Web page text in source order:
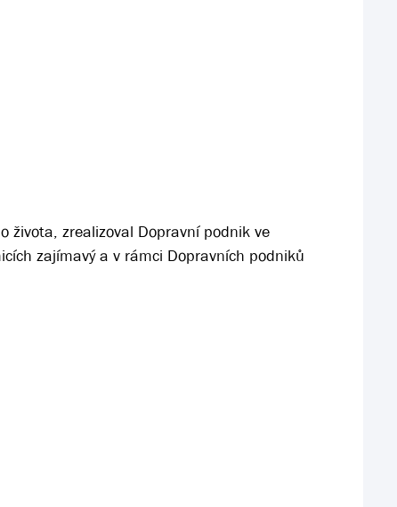
života, zrealizoval Dopravní podnik ve
zajímavý a v rámci Dopravních podniků